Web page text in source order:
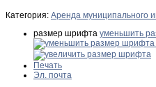
Категория: Аренда муниципального
размер шрифта уменьшить
Печать
Эл. почта